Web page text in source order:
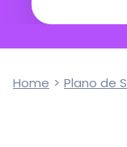
Home > Plano de